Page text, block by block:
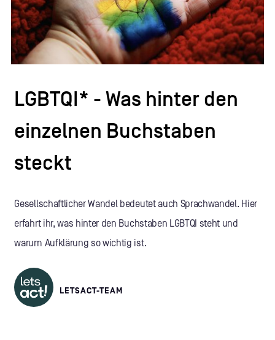
LGBTQI* - Was hinter den
einzelnen Buchstaben
steckt
Gesellschaftlicher Wandel bedeutet auch Sprachwandel. Hier
erfahrt ihr, was hinter den Buchstaben LGBTQI steht und
warum Aufklärung so wichtig ist.
LETSACT-TEAM